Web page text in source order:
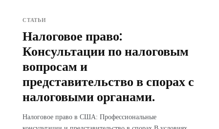
СТАТЬИ
Налоговое право:
Консультации по налоговым
вопросам и
представительство в спорах с
налоговыми органами.
Налоговое право в США: Профессиональные